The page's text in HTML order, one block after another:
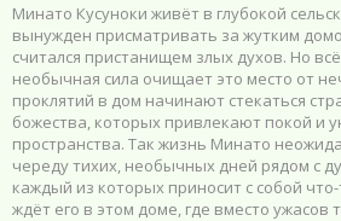
Минато Кусуноки живёт в глубокой
вынужден присматривать за жутким
считался пристанищем злых духов. Но
необычная сила очищает это место от
проклятий в дом начинают стекаться
божества, которых привлекают покой и
пространства. Так жизнь Минато
череду тихих, необычных дней рядом с
каждый из которых приносит с собой
ждёт его в этом доме, где вместо ужасов